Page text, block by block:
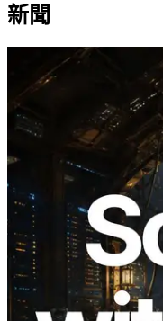
新聞
2026.08.05
ERPC 擴展